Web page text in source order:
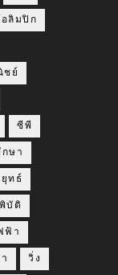
อลิมปิก
ชย์
ซีพี
ษา
ทธ์
บัติ
ฟ้า
วิ่ง